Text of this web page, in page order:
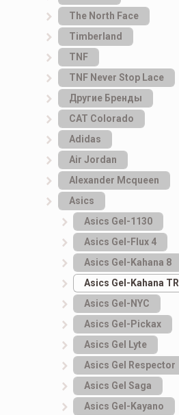
The North Face
Timberland
TNF
TNF Never Stop Lace
Другие Бренды
САТ Colorado
Adidas
Air Jordan
Alexander Mcqueen
Asics
Asics Gel-1130
Asics Gel-Flux 4
Asics Gel-Kahana 8
Asics Gel-Kahana TR
Asics Gel-NYC
Asics Gel-Pickax
Asics Gel Lyte
Asics Gel Respector
Asics Gel Saga
Asics Gel-Kayano